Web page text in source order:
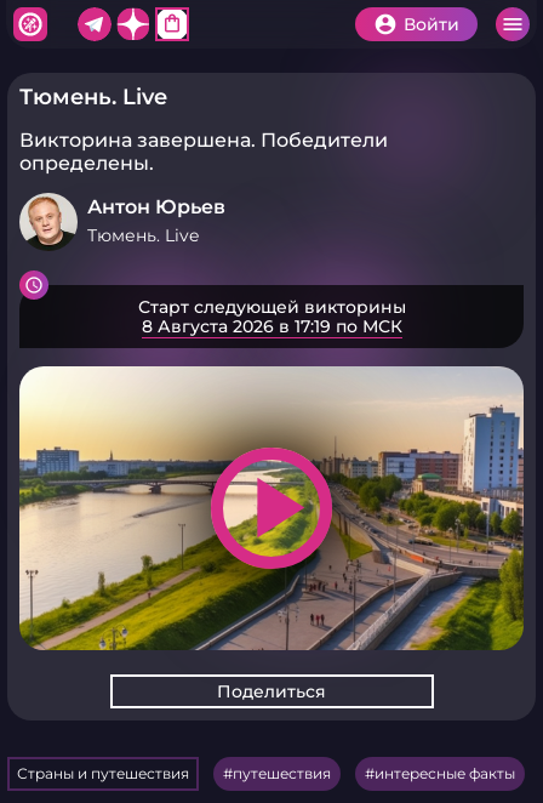
shopping_bag Войти
Тюмень. Live
Викторина завершена. Победители
определены.
Антон Юрьев
Тюмень. Live
Старт следующей викторины
8 Августа 2026 в 17:19 по МСК
play_arrow
Поделиться
Страны и путешествия путешествия интересные факты